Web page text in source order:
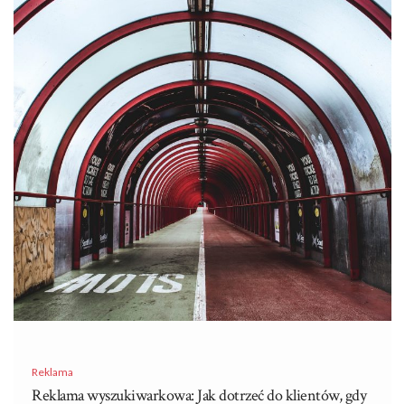
Reklama
Reklama wyszukiwarkowa: Jak dotrzeć do klientów, gdy